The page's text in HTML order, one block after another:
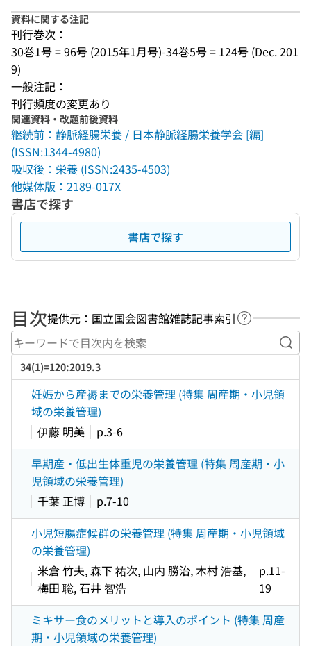
資料に関する注記
刊行巻次：
30巻1号 = 96号 (2015年1月号)-34巻5号 = 124号 (Dec. 201
9)
一般注記：
刊行頻度の変更あり
関連資料・改題前後資料
継続前：静脈経腸栄養 / 日本静脈経腸栄養学会 [編]
(ISSN:1344-4980)
吸収後：栄養 (ISSN:2435-4503)
他媒体版：2189-017X
書店で探す
書店で探す
目次提供元：国立国会図書館雑誌記事索引 ヘルプペー
キ
34(1)=120:2019.3
妊娠から産褥までの栄養管理 (特集 周産期・小児領
域の栄養管理)
伊藤 明美
p.3-6
早期産・低出生体重児の栄養管理 (特集 周産期・小
児領域の栄養管理)
千葉 正博
p.7-10
小児短腸症候群の栄養管理 (特集 周産期・小児領域
の栄養管理)
米倉 竹夫, 森下 祐次, 山内 勝治, 木村 浩基,
梅田 聡, 石井 智浩
p.11-
19
ミキサー食のメリットと導入のポイント (特集 周産
期・小児領域の栄養管理)